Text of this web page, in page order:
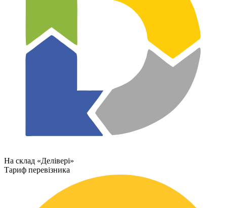
На склад «Делівері»
Тариф перевізника